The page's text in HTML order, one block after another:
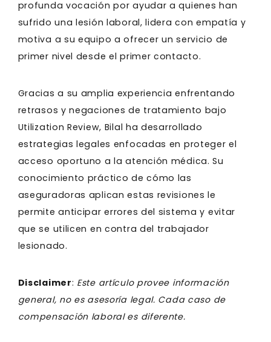
profunda vocación por ayudar a quienes han
sufrido una lesión laboral, lidera con empatía y
motiva a su equipo a ofrecer un servicio de
primer nivel desde el primer contacto.
Gracias a su amplia experiencia enfrentando
retrasos y negaciones de tratamiento bajo
Utilization Review, Bilal ha desarrollado
estrategias legales enfocadas en proteger el
acceso oportuno a la atención médica. Su
conocimiento práctico de cómo las
aseguradoras aplican estas revisiones le
permite anticipar errores del sistema y evitar
que se utilicen en contra del trabajador
lesionado.
Disclaimer: Este artículo provee información
general, no es asesoría legal. Cada caso de
compensación laboral es diferente.